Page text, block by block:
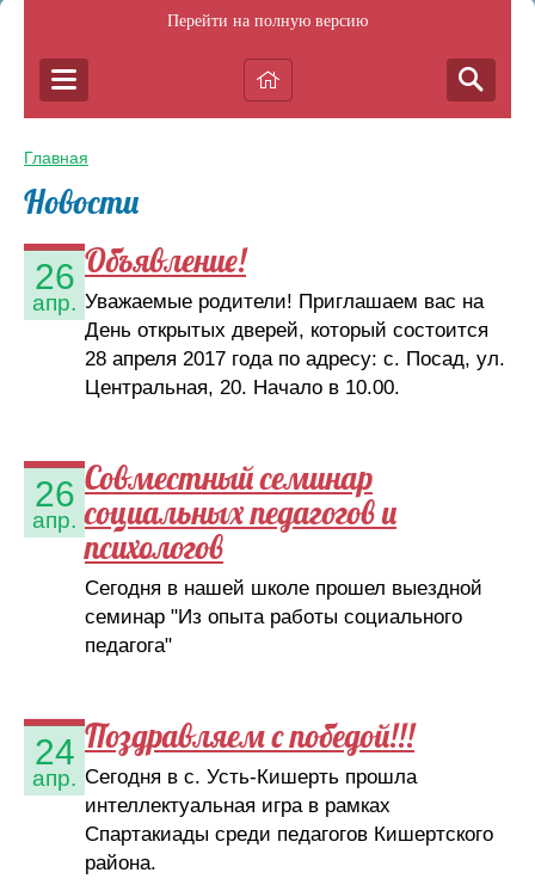
Перейти на полную версию
Главная
Новости
26
апр.
Объявление!
Уважаемые родители! Приглашаем вас на
День открытых дверей, который состоится
28 апреля 2017 года по адресу: с. Посад, ул.
Центральная, 20. Начало в 10.00.
26
апр.
Совместный семинар
социальных педагогов и
психологов
Сегодня в нашей школе прошел выездной
семинар "Из опыта работы социального
педагога"
24
апр.
Поздравляем с победой!!!
Сегодня в с. Усть-Кишерть прошла
интеллектуальная игра в рамках
Спартакиады среди педагогов Кишертского
района.